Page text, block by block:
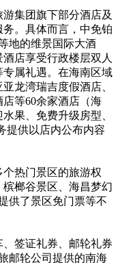
集团旗下部分酒店及
。具体而言，中免铂
地的维景国际大酒
店享受行政楼层双人
属礼遇。在海南区域
龙湾瑞吉度假酒店、
等60余家酒店（海
果、免费升级房型、
提供以店内公布内容
热门景区的旅游权
榔谷景区、海昌梦幻
供了景区免门票等不
签证礼券、邮轮礼券
邮轮公司提供的南海